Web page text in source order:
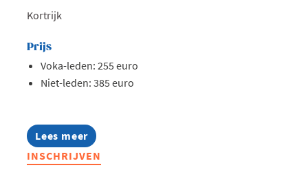
Kortrijk
Prijs
Voka-leden: 255 euro
Niet-leden: 385 euro
Lees meer
about
Opleiding:
AI
INSCHRIJVEN